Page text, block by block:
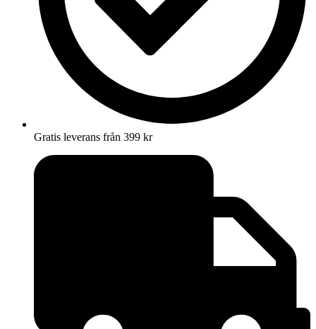
Gratis leverans från 399 kr